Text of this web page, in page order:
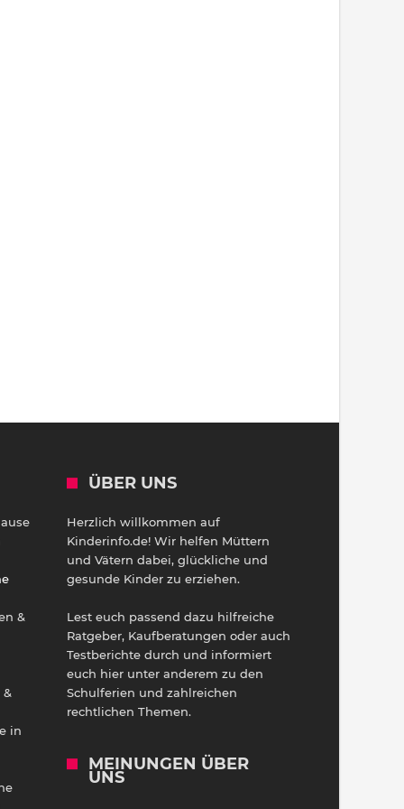
&
&
in
ÜBER UNS
Herzlich willkommen auf
Kinderinfo.de! Wir helfen Müttern
und Vätern dabei, glückliche und
gesunde Kinder zu erziehen.
Lest euch passend dazu hilfreiche
Ratgeber, Kaufberatungen oder auch
Testberichte durch und informiert
euch hier unter anderem zu den
Schulferien und zahlreichen
rechtlichen Themen.
MEINUNGEN ÜBER
UNS